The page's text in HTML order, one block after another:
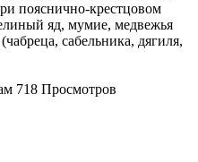
пояснично-крестцовом
яд, мумие, медвежья
сабельника, дягиля,
718 Просмотров